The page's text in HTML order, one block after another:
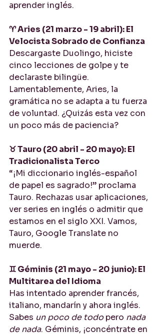
aprender inglés.
♈ Aries (21 marzo - 19 abril): El
Velocista Sobrado de Confianza
Descargaste Duolingo, hiciste
cinco lecciones de golpe y te
declaraste bilingüe.
Lamentablemente, Aries, la
gramática no se adapta a tu fuerza
de voluntad. ¿Quizás esta vez con
un poco más de paciencia?
♉ Tauro (20 abril - 20 mayo): El
Tradicionalista Terco
“¡Mi diccionario inglés-español
de papel es sagrado!” proclama
Tauro. Rechazas usar aplicaciones,
ver series en inglés o admitir que
estamos en el siglo XXI. Vamos,
Tauro, Google Translate no
muerde.
♊ Géminis (21 mayo - 20 junio): El
Multitarea del Idioma
Has intentado aprender francés,
italiano, mandarín y ahora inglés.
Sabes un poco de todo pero nada
de nada. Géminis, ¡concéntrate en